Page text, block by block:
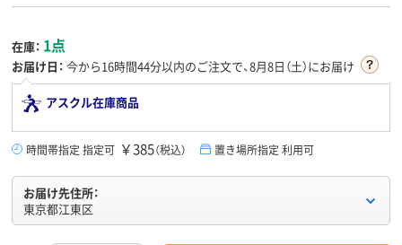
在庫： 1点
お届け日： 今から16時間44分以内のご注文で、8月8日（土）にお届け
アスクル在庫商品
時間帯指定 指定可 ￥385（税込） 置き場所指定 利用可
お届け先住所：
東京都江東区